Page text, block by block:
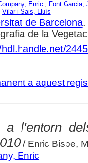
Enric ; Font Garcia,
Vilar i Sais, Lluís
de Barcelona.
de la
hdl.handle.net/
a aquest
a l'entorn
/ Enric Bisbe,
Enric